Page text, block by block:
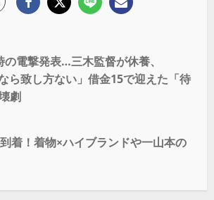
の電撃発表…三木監督が休養、
ら致し方ない」借金15で迎えた「待
劇
着！着物×ハイブランドや一山本の